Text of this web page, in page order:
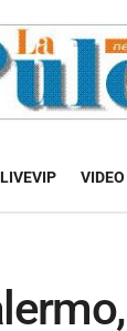
LIVEVIP